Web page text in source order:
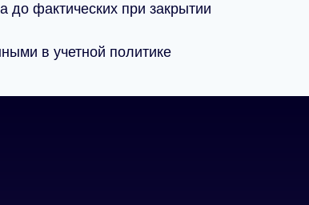
до фактических при закрытии
в учетной политике